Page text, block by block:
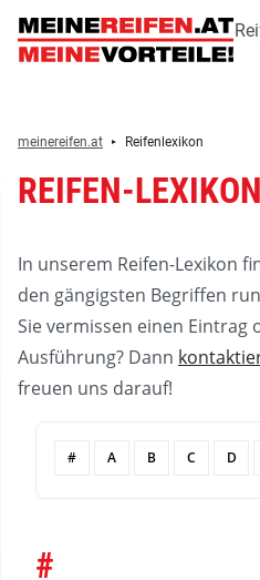
meinereifen.at Reifenlexikon
REIFEN-LEXIKON
In unserem Reifen-Lexikon
den gängigsten Begriffen
Sie vermissen einen Eintrag
Ausführung? Dann
freuen uns darauf!
# A B C D
#